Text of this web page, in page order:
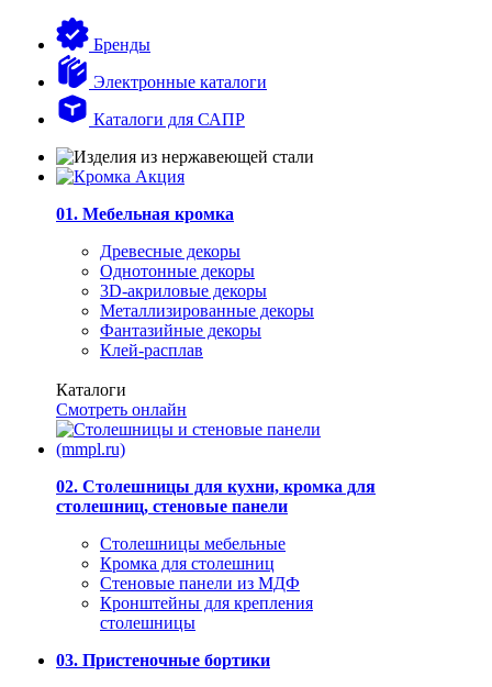
Бренды
Электронные каталоги
Каталоги для САПР
01. Мебельная кромка
Древесные декоры
Однотонные декоры
3D-акриловые декоры
Металлизированные декоры
Фантазийные декоры
Клей-расплав
Каталоги
Смотреть онлайн
02. Столешницы для кухни, кромка для
столешниц, стеновые панели
Столешницы мебельные
Кромка для столешниц
Стеновые панели из МДФ
Кронштейны для крепления
столешницы
03. Пристеночные бортики